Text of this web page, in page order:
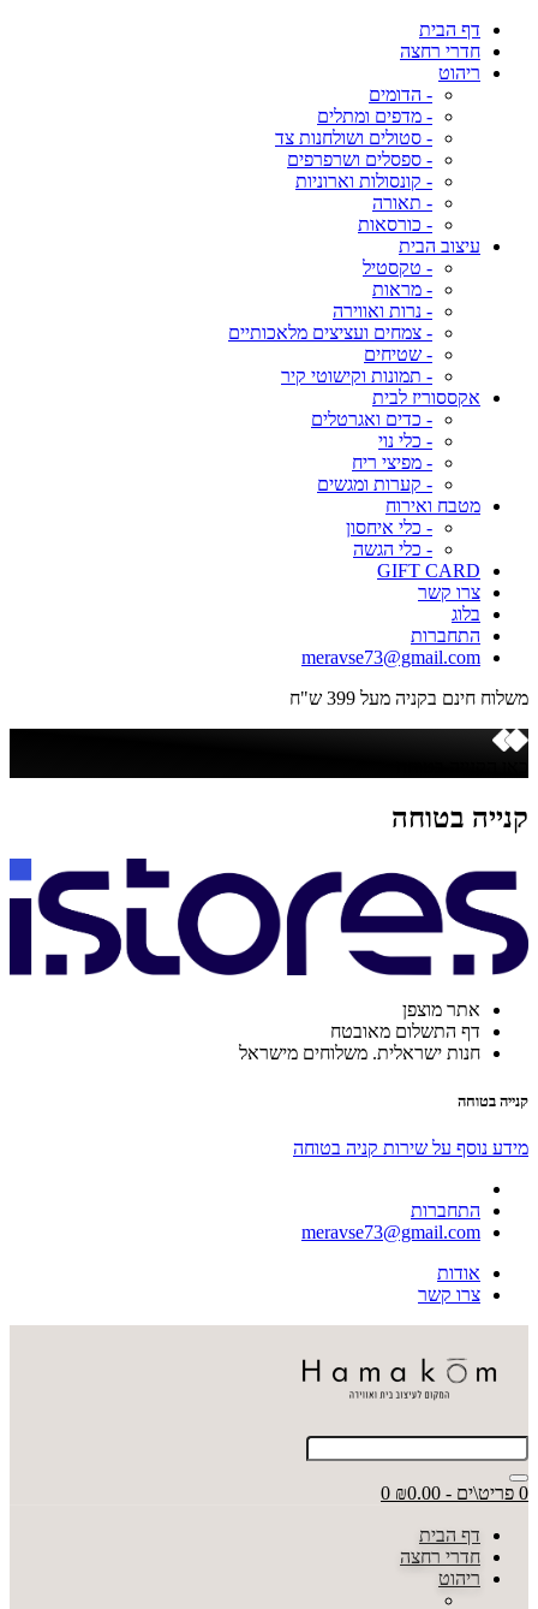
דף הבית
חדרי רחצה
ריהוט
- הדומים
- מדפים ומתלים
- סטולים ושולחנות צד
- ספסלים ושרפרפים
- קונסולות וארוניות
- תאורה
- כורסאות
עיצוב הבית
- טקסטיל
- מראות
- נרות ואווירה
- צמחים ועציצים מלאכותיים
- שטיחים
- תמונות וקישוטי קיר
אקססוריז לבית
- כדים ואגרטלים
- כלי נוי
- מפיצי ריח
- קערות ומגשים
מטבח ואירוח
- כלי איחסון
- כלי הגשה
GIFT CARD
צרו קשר
בלוג
התחברות
meravse73@gmail.com
משלוח חינם בקניה מעל 399 ש"ח
קנייה בטוחה
אתר מוצפן
דף התשלום מאובטח
חנות ישראלית. משלוחים מישראל
קנייה בטוחה
מידע נוסף על שירות קניה בטוחה
התחברות
meravse73@gmail.com
אודות
צרו קשר
0 פריט\ים - ₪0.00 0
דף הבית
חדרי רחצה
ריהוט